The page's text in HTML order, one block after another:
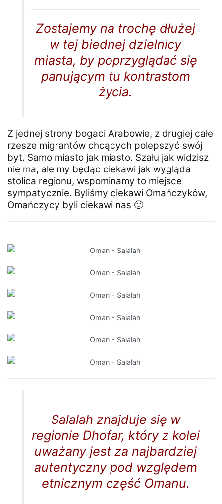
Zostajemy na trochę dłużej
w tej biednej dzielnicy
miasta, by poprzyglądać się
panującym tu kontrastom
życia.
Z jednej strony bogaci Arabowie, z drugiej całe
rzesze migrantów chcących polepszyć swój
byt. Samo miasto jak miasto. Szału jak widzisz
nie ma, ale my będąc ciekawi jak wygląda
stolica regionu, wspominamy to miejsce
sympatycznie. Byliśmy ciekawi Omańczyków,
Omańczycy byli ciekawi nas 🙂
Salalah znajduje się w
regionie Dhofar, który z kolei
uważany jest za najbardziej
autentyczny pod względem
etnicznym część Omanu.